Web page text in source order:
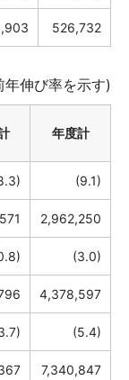
526,732
伸び率を示す)
年度計
(9.1)
2,962,250
(3.0)
4,378,597
(5.4)
7,340,847